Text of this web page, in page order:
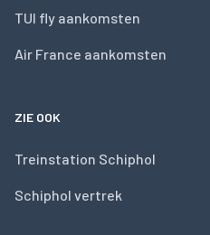
TUI fly aankomsten
Air France aankomsten
ZIE OOK
Treinstation Schiphol
Schiphol vertrek